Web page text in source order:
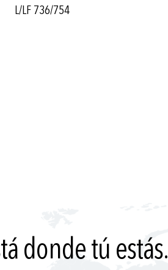
L/LF 736/754
donde tú estás.